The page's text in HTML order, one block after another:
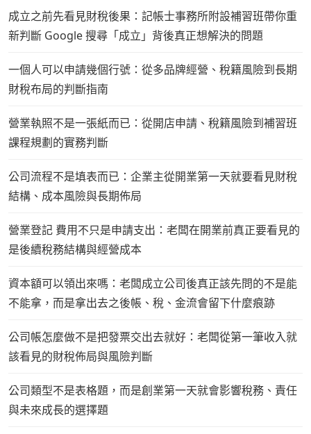
成立之前先看見財稅後果：記帳士事務所附設補習班帶你重
新判斷 Google 搜尋「成立」背後真正想解決的問題
一個人可以申請幾個行號：從多品牌經營、稅籍風險到長期
財稅布局的判斷指南
營業執照不是一張紙而已：從開店申請、稅籍風險到補習班
課程規劃的實務判斷
公司流程不是填表而已：企業主從開業第一天就要看見財稅
結構、成本風險與長期佈局
營業登記 費用不只是申請支出：老闆在開業前真正要看見的
是後續稅務結構與經營成本
資本額可以領出來嗎：老闆成立公司後真正該先問的不是能
不能拿，而是拿出去之後帳、稅、金流會留下什麼痕跡
公司帳怎麼做不是把發票交出去就好：老闆從第一筆收入就
該看見的財稅佈局與風險判斷
公司類型不是表格題，而是創業第一天就會影響稅務、責任
與未來成長的選擇題